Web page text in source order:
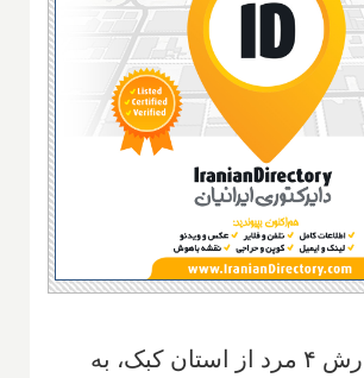
طبق این گزارش ۴ مرد از استان کبک، به